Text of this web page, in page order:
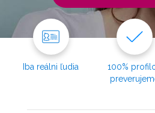
Iba reálni ľudia
100%